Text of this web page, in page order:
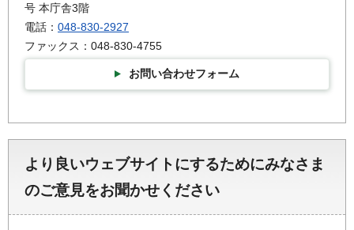
号 本庁舎3階
電話： 048-830-2927
ファックス：048-830-4755
お問い合わせフォーム
より良いウェブサイトにするためにみなさま
のご意見をお聞かせください